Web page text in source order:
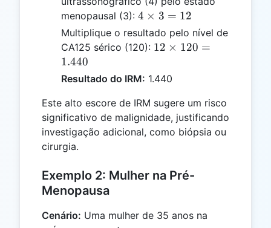
menopausal (3): 4
\times
3 =
4 × 3 = 12
Multiplique o resultado pelo nível de
CA125 sérico (120): 12
120 =
12 × 120 =
1.440
Resultado do IRM: 1.440
Este alto escore de IRM sugere um risco
significativo de malignidade, justificando
investigação adicional, como biópsia ou
cirurgia.
Exemplo 2: Mulher na Pré-
Menopausa
Cenário: Uma mulher de 35 anos na